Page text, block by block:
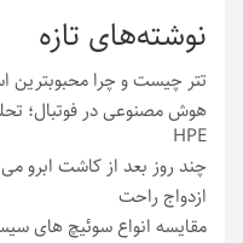
نوشته‌های تازه
تتر چیست و چرا محبوبترین
هوش مصنوعی در فوتبال؛
HPE
چند روز بعد از کاشت ابرو
ازدواج راحت
مقایسه انواع سوئیچ های